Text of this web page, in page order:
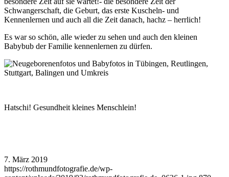
Schwangerschaft, die Geburt, das erste Kuscheln- und
Kennenlernen und auch all die Zeit danach, hachz – herrlich!
Es war so schön, alle wieder zu sehen und auch den kleinen
Babybub der Familie kennenlernen zu dürfen.
Hatschi! Gesundheit kleines Menschlein!
7. März 2019
https://rothmundfotografie.de/wp-